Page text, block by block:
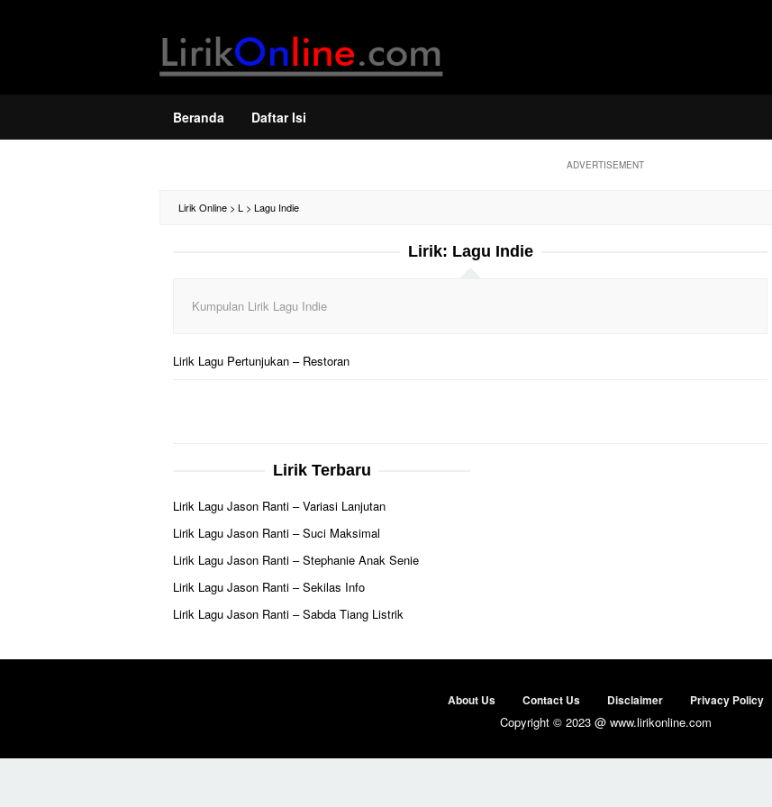
Beranda Daftar Isi
ADVERTISEMENT
Lirik Online > L > Lagu Indie
Lirik: Lagu Indie
Kumpulan Lirik Lagu Indie
Lirik Lagu Pertunjukan – Restoran
Lirik Terbaru
Lirik Lagu Jason Ranti – Variasi Lanjutan
Lirik Lagu Jason Ranti – Suci Maksimal
Lirik Lagu Jason Ranti – Stephanie Anak Senie
Lirik Lagu Jason Ranti – Sekilas Info
Lirik Lagu Jason Ranti – Sabda Tiang Listrik
About Us Contact Us Disclaimer Privacy Policy
Copyright © 2023 @ www.lirikonline.com